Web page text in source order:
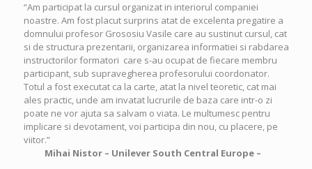
“Am participat la cursul organizat in interiorul companiei
noastre. Am fost placut surprins atat de excelenta pregatire a
domnului profesor Grososiu Vasile care au sustinut cursul, cat
si de structura prezentarii, organizarea informatiei si rabdarea
instructorilor formatori care s-au ocupat de fiecare membru
participant, sub supravegherea profesorului coordonator.
Totul a fost executat ca la carte, atat la nivel teoretic, cat mai
ales practic, unde am invatat lucrurile de baza care intr-o zi
poate ne vor ajuta sa salvam o viata. Le multumesc pentru
implicare si devotament, voi participa din nou, cu placere, pe
viitor.”
Mihai Nistor – Unilever South Central Europe –